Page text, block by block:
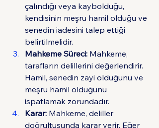
çalındığı veya kaybolduğu,
kendisinin meşru hamil olduğu ve
senedin iadesini talep ettiği
belirtilmelidir.
Mahkeme Süreci: Mahkeme,
tarafların delillerini değerlendirir.
Hamil, senedin zayi olduğunu ve
meşru hamil olduğunu
ispatlamak zorundadır.
Karar: Mahkeme, deliller
doğrultusunda karar verir. Eğer